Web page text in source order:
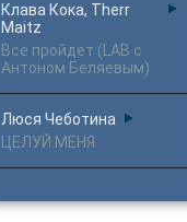
Клава Кока, Therr
Maitz
Все пройдет (LAB с
Антоном Беляевым)
Люся Чеботина
ЦЕЛУЙ МЕНЯ